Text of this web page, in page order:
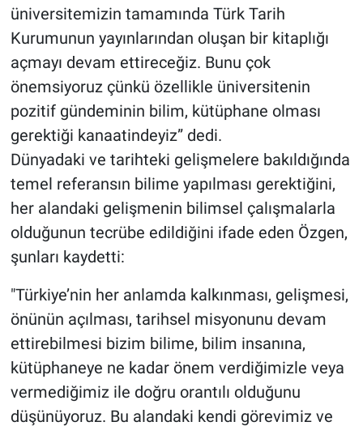
üniversitemizin tamamında Türk Tarih
Kurumunun yayınlarından oluşan bir kitaplığı
açmayı devam ettireceğiz. Bunu çok
önemsiyoruz çünkü özellikle üniversitenin
pozitif gündeminin bilim, kütüphane olması
gerektiği kanaatindeyiz” dedi.
Dünyadaki ve tarihteki gelişmelere bakıldığında
temel referansın bilime yapılması gerektiğini,
her alandaki gelişmenin bilimsel çalışmalarla
olduğunun tecrübe edildiğini ifade eden Özgen,
şunları kaydetti:
"Türkiye’nin her anlamda kalkınması, gelişmesi,
önünün açılması, tarihsel misyonunu devam
ettirebilmesi bizim bilime, bilim insanına,
kütüphaneye ne kadar önem verdiğimizle veya
vermediğimiz ile doğru orantılı olduğunu
düşünüyoruz. Bu alandaki kendi görevimiz ve